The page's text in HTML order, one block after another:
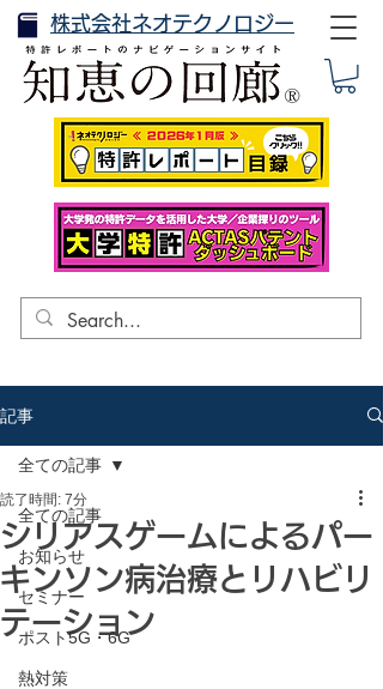
株式会社ネオテクノロジー
記事
全ての記事
お知らせ
セミナー
ポスト5G・6G
熱対策
全ての記事
シリアスゲームによるパー
キンソン病治療とリハビリ
テーション
読了時間: 7分